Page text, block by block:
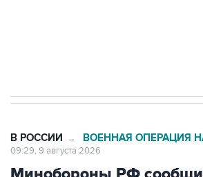
В РОССИИ → ВОЕННАЯ ОПЕРАЦИЯ
09:29, 9 августа 2026